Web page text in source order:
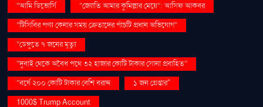
“আমি ডিভোর্সি
“জ্যোতি আমার কুমিল্লার মেয়ে”: আসিফ আকবর
“টিসিবির পণ্য কেনার সময় ক্রেতাদের পাঁচটি প্রধান অভিযোগ”
“ডেঙ্গুতে ৭ জনের মৃত্যু
“দুবাই থেকে অবৈধ পথে ৩২ হাজার কোটি টাকার সোনা প্রবাহিত”
“বর্ষে ২০০ কোটি টাকার বেশি বরাদ্দ
১ জন গ্রেপ্তার"
1000$ Trump Account